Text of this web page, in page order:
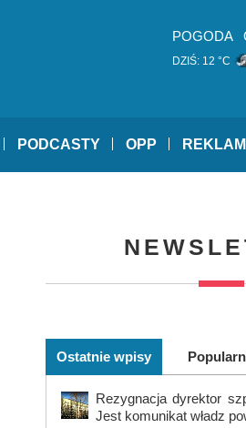
POGODA
DZIŚ: 12 °C
PODCASTY OPP
Ostatnie wpisy
Rezygnacja dyrektor
Jest komunikat władz